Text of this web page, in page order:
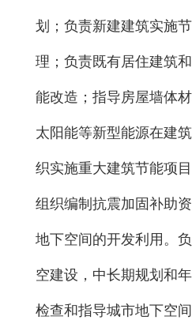
划；负责新建建筑实施
理；负责既有居住建筑
能改造；指导房屋墙体
太阳能等新型能源在建
织实施重大建筑节能项
组织编制抗震加固补助
地下空间的开发利用。
空建设，中长期规划和
检查和指导城市地下空